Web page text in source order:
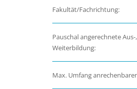
Fakultät/Fachrichtung:
Pauschal angerechnete
Weiterbildung:
Max. Umfang anrechenbarer